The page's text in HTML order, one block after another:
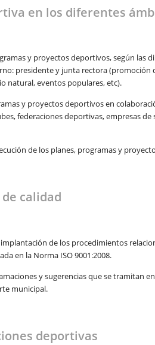
en los diferentes
y proyectos deportivos, según las
presidente y junta rectora (promoción
natural, eventos populares,etc).
y proyectos deportivos en
federaciones deportivas, empresas de
de los planes, programas y
calidad
de los procedimientos
en la Norma ISO 9001:2008.
y sugerencias que se tramitan
municipal.
deportivas